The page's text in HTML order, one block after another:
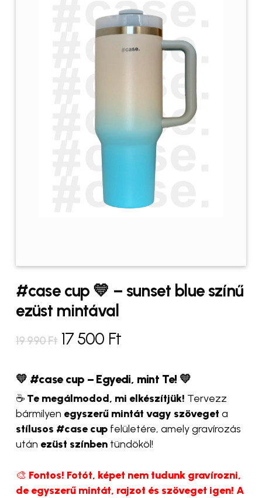
#case cup 💛 – sunset blue színű
ezüst mintával
19 990Ft Original
was:
19
990 Ft.
17 500 FtCurrent
is:
17
500 Ft.
💛 #case cup – Egyedi, mint Te! 💛
☕ Te megálmodod, mi elkészítjük! Tervezz
bármilyen egyszerű mintát vagy szöveget a
stílusos #case cupfelületére, amely gravírozás
után ezüst színbentündököl!
🎨 Fontos! Fotót, képet nem tudunk gravírozni,
de egyszerű mintát, rajzot és szöveget igen! A
A nevem, e-mail címem, és
weboldalcímem mentése a
böngészőben a következő
hozzászólásomhoz.